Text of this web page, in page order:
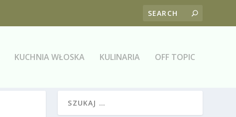
KUCHNIA WŁOSKA KULINARIA OFF TOPIC